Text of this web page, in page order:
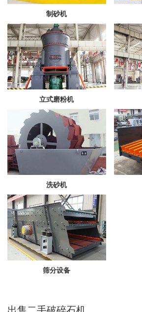
制砂机
立式磨粉机
洗砂机
筛分设备